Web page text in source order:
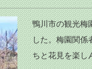
鴨川市の観光梅
した。梅園関係
ちと花見を楽し